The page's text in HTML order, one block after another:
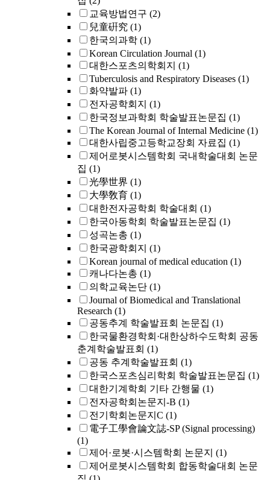
교육방법연구 (2)
兒童硏究 (1)
한국의과학 (1)
Korean Circulation Journal (1)
대한스포츠의학회지 (1)
Tuberculosis and Respiratory Diseases (1)
화약발파 (1)
전자공학회지 (1)
한국정보과학회 학술발표논문집 (1)
The Korean Journal of Internal Medicine (1)
대한사립중고등학교장회 자료집 (1)
제어로봇시스템학회 국내학술대회 논문
집 (1)
光學世界 (1)
大學敎育 (1)
대한전자공학회 학술대회 (1)
한국아동학회 학술발표논문집 (1)
성곡논총 (1)
한국광학회지 (1)
Korean journal of medical education (1)
캐나다논총 (1)
의학교육논단 (1)
Journal of Biomedical and Translational
Research (1)
공동추계 학술발표회 논문집 (1)
한국물환경학회·대한상하수도학회 공동
춘계학술발표회 (1)
공동 추계학술발표회 (1)
한국스포츠심리학회 학술발표논문집 (1)
대한기계학회 기타 간행물 (1)
전자공학회논문지-B (1)
전기학회논문지C (1)
電子工學會論文誌-SP (Signal processing)
(1)
제어·로봇·시스템학회 논문지 (1)
제어로봇시스템학회 합동학술대회 논문